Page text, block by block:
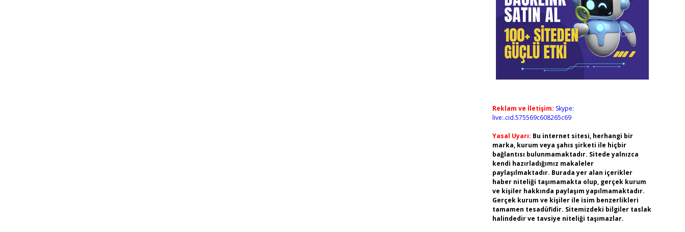
Reklam ve İletişim: Skype:
live:.cid.575569c608265c69
Yasal Uyarı: Bu internet sitesi, herhangi bir
marka, kurum veya şahıs şirketi ile hiçbir
bağlantısı bulunmamaktadır. Sitede yalnızca
kendi hazırladığımız makaleler
paylaşılmaktadır. Burada yer alan içerikler
haber niteliği taşımamakta olup, gerçek kurum
ve kişiler hakkında paylaşım yapılmamaktadır.
Gerçek kurum ve kişiler ile isim benzerlikleri
tamamen tesadüfidir. Sitemizdeki bilgiler taslak
halindedir ve tavsiye niteliği taşımazlar.